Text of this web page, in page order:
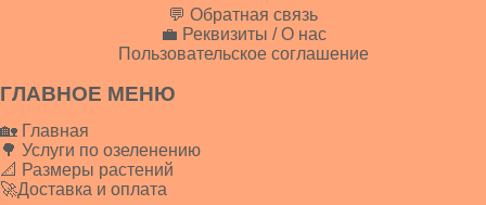
💬 Обратная связь
💼 Реквизиты / О нас
Пользовательское соглашение
ГЛАВНОЕ МЕНЮ
🏡 Главная
🌳 Услуги по озеленению
📐 Размеры растений
🚀Доставка и оплата